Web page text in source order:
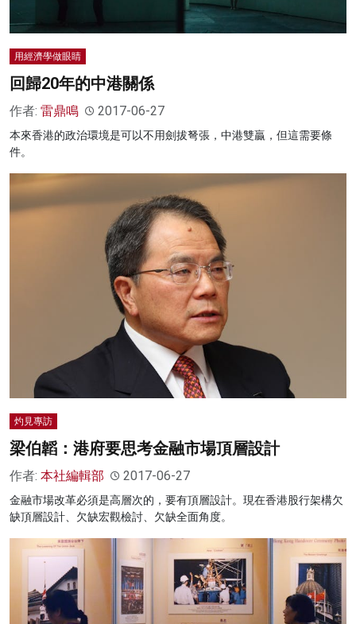
用經濟學做眼睛
回歸20年的中港關係
作者: 雷鼎鳴 2017-06-27
本來香港的政治環境是可以不用劍拔弩張，中港雙贏，但這需要條
件。
灼見專訪
梁伯韜：港府要思考金融市場頂層設計
作者: 本社編輯部 2017-06-27
金融市場改革必須是高層次的，要有頂層設計。現在香港股行架構欠
缺頂層設計、欠缺宏觀檢討、欠缺全面角度。